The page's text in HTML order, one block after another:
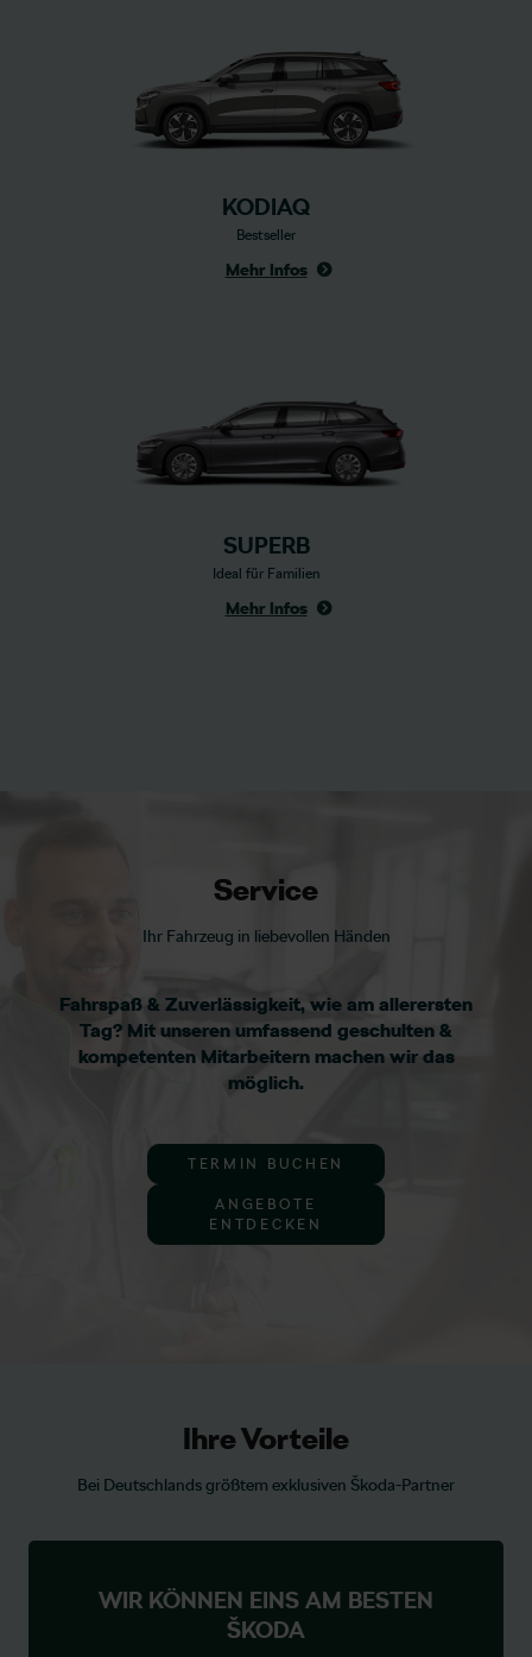
KODIAQ
Bestseller
Mehr Infos
SUPERB
Ideal für Familien
Mehr Infos
Service
Ihr Fahrzeug in liebevollen Händen
Fahrspaß & Zuverlässigkeit, wie am allerersten
Tag? Mit unseren umfassend geschulten &
kompetenten Mitarbeitern machen wir das
möglich.
TERMIN BUCHEN
ANGEBOTE
ENTDECKEN
Ihre Vorteile
Bei Deutschlands größtem exklusiven Škoda-Partner
WIR KÖNNEN EINS AM BESTEN
ŠKODA